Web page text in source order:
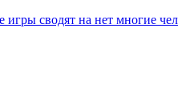
сводят на нет многие